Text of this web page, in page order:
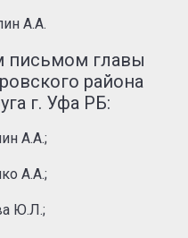
А.А.
письмом главы
района
г. Уфа РБ:
А.А.;
А.А.;
Ю.Л.;